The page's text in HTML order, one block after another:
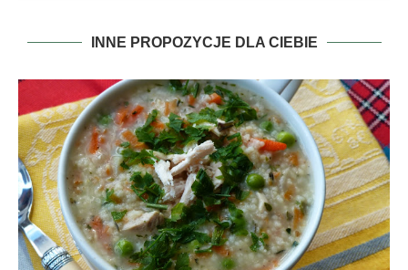
INNE PROPOZYCJE DLA CIEBIE